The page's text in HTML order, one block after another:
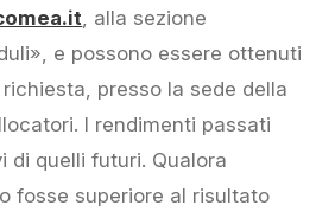
, alla sezione
e possono essere ottenuti
presso la sede della
I rendimenti passati
di quelli futuri. Qualora
fosse superiore al risultato